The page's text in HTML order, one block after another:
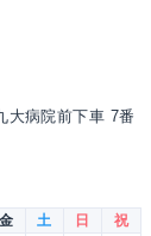
大病院前下車 7番
金 土 日
祝